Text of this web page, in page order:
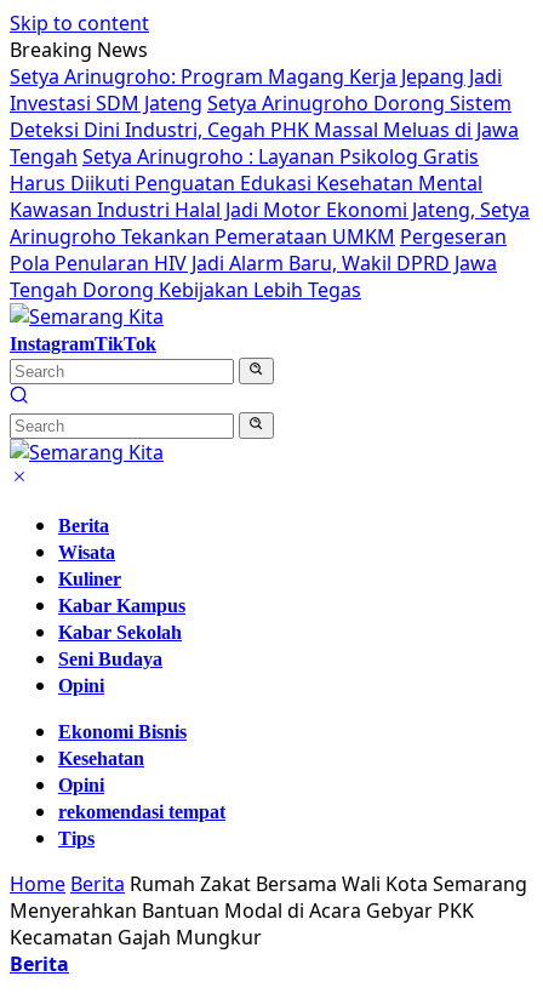
Skip to content
Breaking News
Setya Arinugroho: Program Magang Kerja Jepang Jadi
Investasi SDM Jateng Setya Arinugroho Dorong Sistem
Deteksi Dini Industri, Cegah PHK Massal Meluas di Jawa
Tengah Setya Arinugroho : Layanan Psikolog Gratis
Harus Diikuti Penguatan Edukasi Kesehatan Mental
Kawasan Industri Halal Jadi Motor Ekonomi Jateng, Setya
Arinugroho Tekankan Pemerataan UMKM Pergeseran
Pola Penularan HIV Jadi Alarm Baru, Wakil DPRD Jawa
Tengah Dorong Kebijakan Lebih Tegas
InstagramTikTok
Berita
Wisata
Kuliner
Kabar Kampus
Kabar Sekolah
Seni Budaya
Opini
Ekonomi Bisnis
Kesehatan
Opini
rekomendasi tempat
Tips
Home Berita Rumah Zakat Bersama Wali Kota Semarang
Menyerahkan Bantuan Modal di Acara Gebyar PKK
Kecamatan Gajah Mungkur
Berita